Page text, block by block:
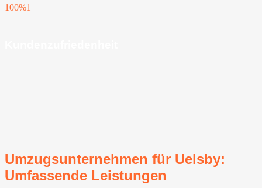
100%1
Umzugsunternehmen für Uelsby:
Umfassende Leistungen